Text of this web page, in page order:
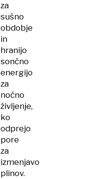
za
sušno
obdobje
in
hranijo
sončno
energijo
za
nočno
življenje,
ko
odprejo
pore
za
izmenjavo
plinov.